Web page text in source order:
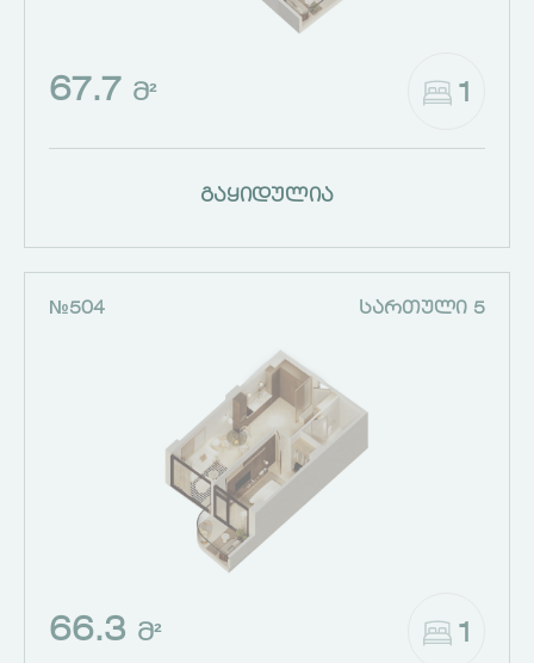
67.7 Მ² 1
გაყიდულია
№504 ᲡᲐᲠᲗᲣᲚᲘ 5
66.3 Მ² 1